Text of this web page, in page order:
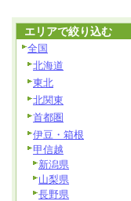
エリアで絞り込む
全国
北海道
東北
北関東
首都圏
伊豆・箱根
甲信越
新潟県
山梨県
長野県